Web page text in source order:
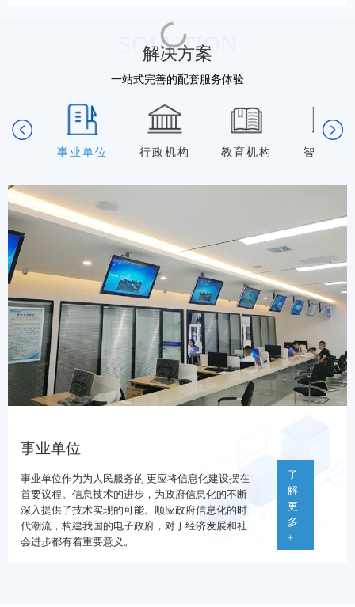
SOLUTION
解决方案
一站式完善的配套服务体验
事业单位 行政机构 教育机构 智慧城市
事业单位
事业单位作为为人民服务的 更应将信息化建设摆在
首要议程。信息技术的进步，为政府信息化的不断
深入提供了技术实现的可能。顺应政府信息化的时
代潮流，构建我国的电子政府，对于经济发展和社
会进步都有着重要意义。
了
解
更
多
+